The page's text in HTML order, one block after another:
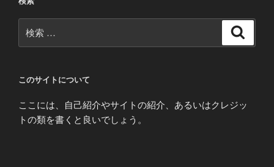
索:
このサイトについて
ここには、自己紹介やサイトの紹介、あるいはクレジッ
トの類を書くと良いでしょう。